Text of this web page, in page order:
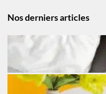
Nos derniers articles